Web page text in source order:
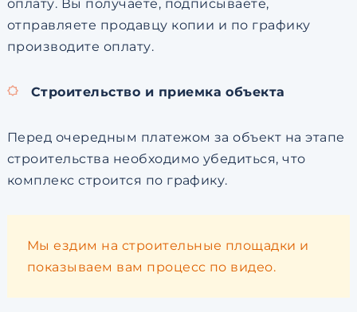
оплату. Вы получаете, подписываете,
отправляете продавцу копии и по графику
производите оплату.
Строительство и приемка объекта
Перед очередным платежом за объект на этапе
строительства необходимо убедиться, что
комплекс строится по графику.
Мы ездим на строительные площадки и
показываем вам процесс по видео.